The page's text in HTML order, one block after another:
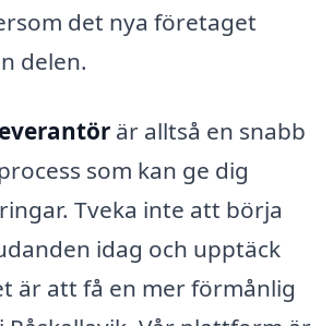
det nya företaget
delen.
är alltså en snabb
som kan ge dig
Tveka inte att börja
idag och upptäck
är att få en mer förmånlig